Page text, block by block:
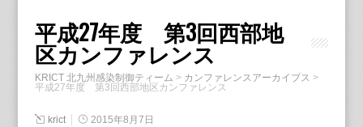
平成27年度 第3回西部地
区カンファレンス
KRICT 北九州感染制御ティーム > カンファレンスアーカイブス >
平成27年度 第3回西部地区カンファレンス
krict 2015年8月7日